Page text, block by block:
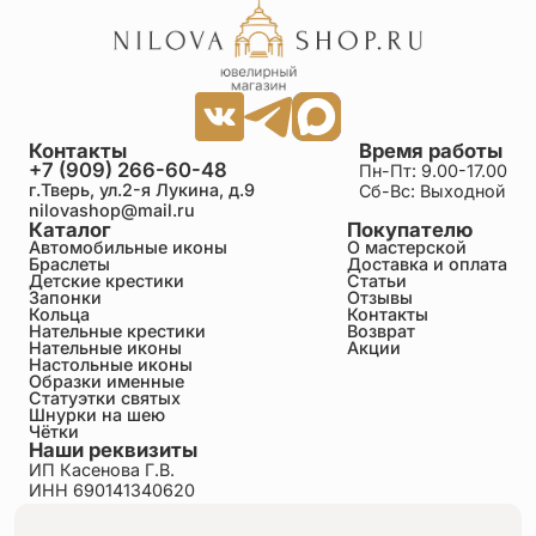
Каталог
Автомобильные иконы
Браслеты
Детские крестики
Запонки
Кольца
Нательные крестики
Нательные иконы
Настольные иконы
Образки именные
Статуэтки святых
Шнурки на шею
Чётки
Покупателю
О мастерской
Доставка и оплата
Статьи
Отзывы
Контакты
Возврат
Акции
Время работы
Пн-Пт: 9.00-17.00
Сб-Вс: Выходной
Контакты
+7 (909) 266-60-48
г.Тверь, ул.2-я Лукина, д.9
nilovashop@mail.ru
Наши реквизиты
ИП Касенова Г.В.
ИНН 690141340620